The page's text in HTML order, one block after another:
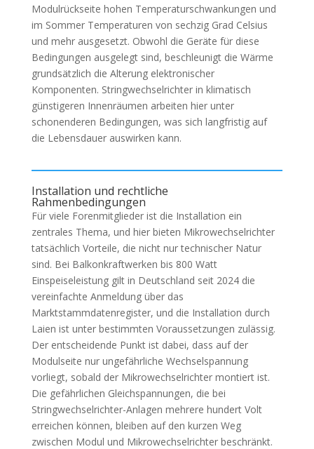
Modulrückseite hohen Temperaturschwankungen und
im Sommer Temperaturen von sechzig Grad Celsius
und mehr ausgesetzt. Obwohl die Geräte für diese
Bedingungen ausgelegt sind, beschleunigt die Wärme
grundsätzlich die Alterung elektronischer
Komponenten. Stringwechselrichter in klimatisch
günstigeren Innenräumen arbeiten hier unter
schonenderen Bedingungen, was sich langfristig auf
die Lebensdauer auswirken kann.
Installation und rechtliche
Rahmenbedingungen
Für viele Forenmitglieder ist die Installation ein
zentrales Thema, und hier bieten Mikrowechselrichter
tatsächlich Vorteile, die nicht nur technischer Natur
sind. Bei Balkonkraftwerken bis 800 Watt
Einspeiseleistung gilt in Deutschland seit 2024 die
vereinfachte Anmeldung über das
Marktstammdatenregister, und die Installation durch
Laien ist unter bestimmten Voraussetzungen zulässig.
Der entscheidende Punkt ist dabei, dass auf der
Modulseite nur ungefährliche Wechselspannung
vorliegt, sobald der Mikrowechselrichter montiert ist.
Die gefährlichen Gleichspannungen, die bei
Stringwechselrichter-Anlagen mehrere hundert Volt
erreichen können, bleiben auf den kurzen Weg
zwischen Modul und Mikrowechselrichter beschränkt.